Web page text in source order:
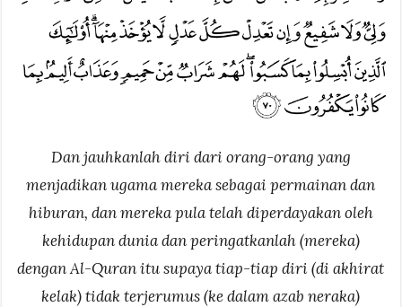
Dan jauhkanlah diri dari orang-orang yang
menjadikan ugama mereka sebagai permainan dan
hiburan, dan mereka pula telah diperdayakan oleh
kehidupan dunia dan peringatkanlah (mereka)
dengan Al-Quran itu supaya tiap-tiap diri (di akhirat
kelak) tidak terjerumus (ke dalam azab neraka)